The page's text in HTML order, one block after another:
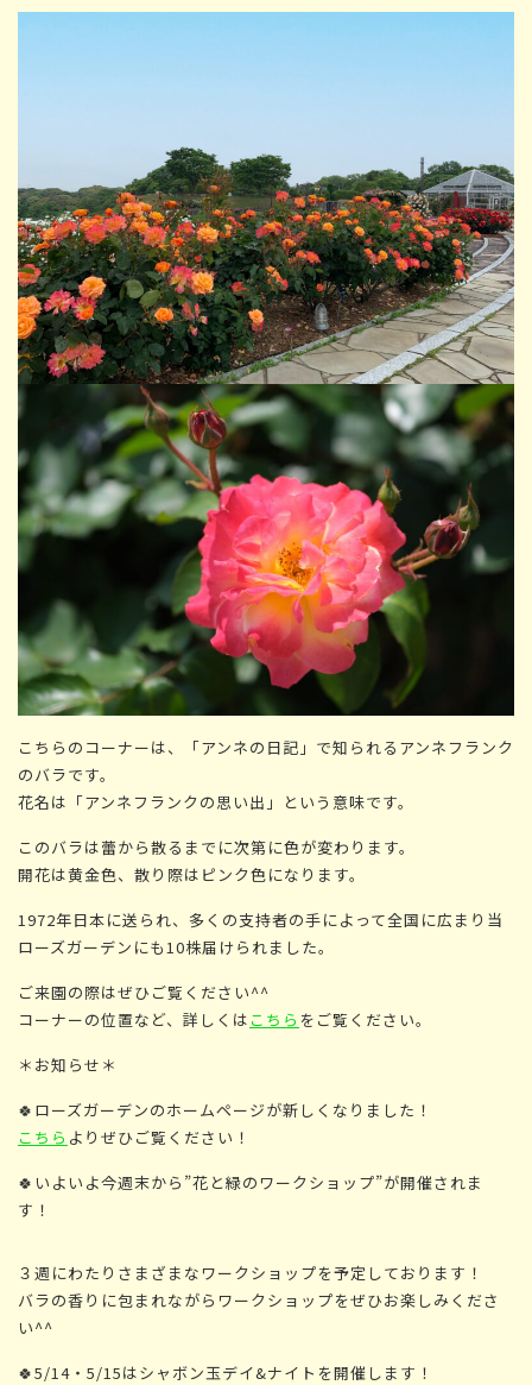
こちらのコーナーは、「アンネの日記」で知られるアンネフランク
のバラです。
花名は「アンネフランクの思い出」という意味です。
このバラは蕾から散るまでに次第に色が変わります。
開花は黄金色、散り際はピンク色になります。
1972年日本に送られ、多くの支持者の手によって全国に広まり当
ローズガーデンにも10株届けられました。
ご来園の際はぜひご覧ください^^
コーナーの位置など、詳しくは こちら をご覧ください。
＊お知らせ＊
🍀ローズガーデンのホームページが新しくなりました！
こちら よりぜひご覧ください！
🍀いよいよ今週末から”花と緑のワークショップ”が開催されま
す！
３週にわたりさまざまなワークショップを予定しております！
バラの香りに包まれながらワークショップをぜひお楽しみくださ
い^^
🍀5/14・5/15はシャボン玉デイ&ナイトを開催します！